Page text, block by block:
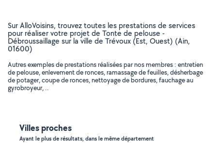
Sur AlloVoisins, trouvez toutes les prestations de services
pour réaliser votre projet de Tonte de pelouse -
Débroussaillage sur la ville de Trévoux (Est, Ouest) (Ain,
01600)
Autres exemples de prestations réalisées par nos membres : entretien
de pelouse, enlevement de ronces, ramassage de feuilles, désherbage
de potager, coupe de ronces, nettoyage de bordures, fauchage au
gyrobroyeur, ..
Villes proches
Ayant le plus de résultats, dans le même département